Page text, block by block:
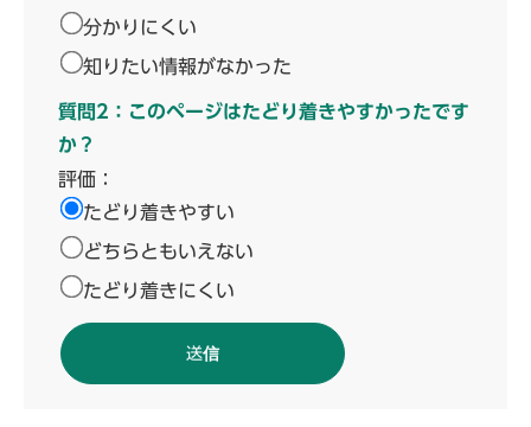
分かりにくい
知りたい情報がなかった
質問2：このページはたどり着きやすかったです
か？
評価：
たどり着きやすい
どちらともいえない
たどり着きにくい